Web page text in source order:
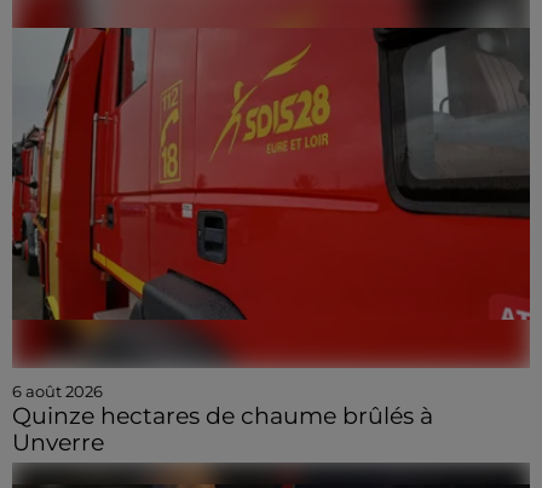
6 août 2026
Quinze hectares de chaume brûlés à
Unverre